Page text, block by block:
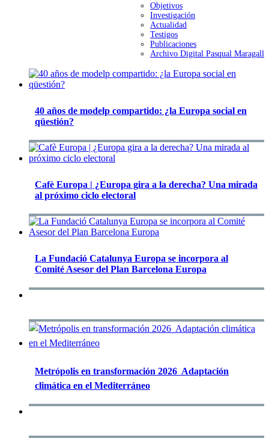
Objetivos
Investigación
Actualidad
Testigos
Publicaciones
Archivo Digital Pasqual Maragall
40 años de modelp compartido: ¿la Europa social en
qüestión?
Cafè Europa | ¿Europa gira a la derecha? Una mirada
al próximo ciclo electoral
La Fundació Catalunya Europa se incorpora al
Comité Asesor del Plan Barcelona Europa
Metrópolis en transformación 2026  Adaptación
climática en el Mediterráneo